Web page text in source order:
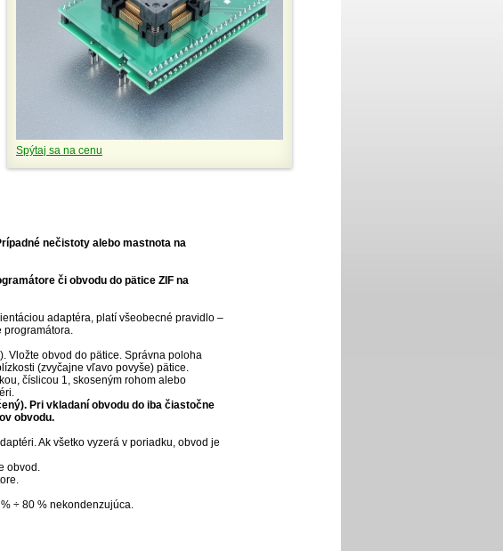
Spýtaj sa na cenu
nečistoty alebo mastnota na
či obvodu do pätice ZIF na
adaptéra, platí všeobecné pravidlo –
programátora.
Vložte obvod do pätice. Správna poloha
(zvyčajne vľavo povyše) pätice.
číslicou 1, skoseným rohom alebo
Pri vkladaní obvodu do iba čiastočne
obvodu.
Ak všetko vyzerá v poriadku, obvod je
obvod.
÷ 80 % nekondenzujúca.